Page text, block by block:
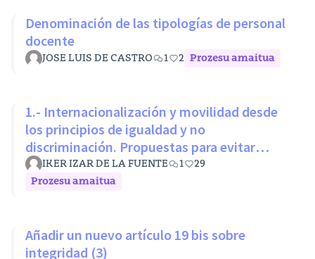
Denominación de las tipologías de personal
docente
JOSE LUIS DE CASTRO 1 2 Prozesu amaitua
1.- Internacionalización y movilidad desde
los principios de igualdad y no
discriminación. Propuestas para evitar
desigualdades estructurales
IKER IZAR DE LA FUENTE 1
29
Prozesu amaitua
Añadir un nuevo artículo 19 bis sobre
integridad (3)